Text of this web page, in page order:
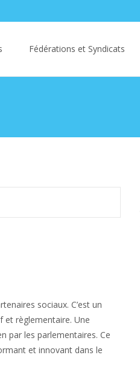
Fédérations et Syndicats
sociaux. C’est un
et règlementaire. Une
par les parlementaires. Ce
et innovant dans le